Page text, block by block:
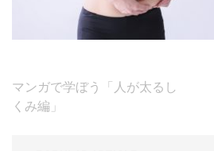
投
稿
マンガで学ぼう「人が太るし
くみ編」